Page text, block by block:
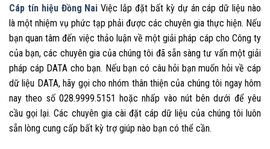
Cáp tín hiệu Đồng Nai Việc lắp đặt bất kỳ dự án cáp dữ liệu nào
là một nhiệm vụ phức tạp phải được các chuyên gia thực hiện. Nếu
bạn quan tâm đến việc thảo luận về một giải pháp cáp cho Công ty
của bạn, các chuyên gia của chúng tôi đã sẵn sàng tư vấn một giải
pháp cáp DATA cho bạn. Nếu bạn có câu hỏi bạn muốn hỏi về cáp
dữ liệu DATA, hãy gọi cho nhóm thân thiện của chúng tôi ngay hôm
nay theo số 028.9999.5151 hoặc nhấp vào nút bên dưới để yêu
cầu gọi lại. Các chuyên gia cài đặt cáp dữ liệu của chúng tôi luôn
sẵn lòng cung cấp bất kỳ trợ giúp nào bạn có thể cần.